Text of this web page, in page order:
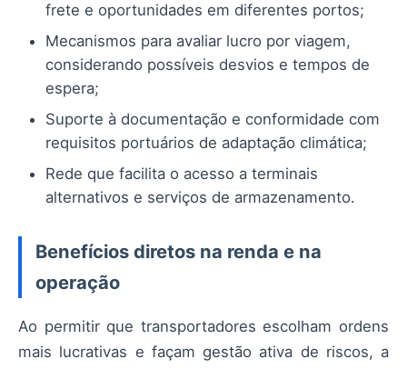
frete e oportunidades em diferentes portos;
Mecanismos para avaliar lucro por viagem,
considerando possíveis desvios e tempos de
espera;
Suporte à documentação e conformidade com
requisitos portuários de adaptação climática;
Rede que facilita o acesso a terminais
alternativos e serviços de armazenamento.
Benefícios diretos na renda e na
operação
Ao permitir que transportadores escolham ordens
mais lucrativas e façam gestão ativa de riscos, a